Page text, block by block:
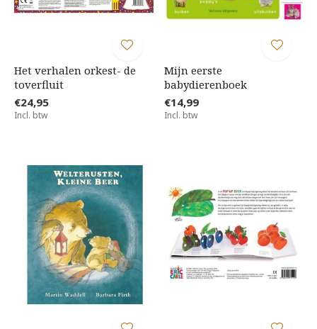
Het verhalen orkest- de
toverfluit
€24,95
Incl. btw
Mijn eerste
babydierenboek
€14,99
Incl. btw